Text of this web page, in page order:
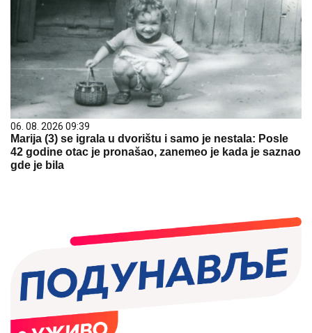
06. 08. 2026 09:39
Marija (3) se igrala u dvorištu i samo je nestala: Posle
42 godine otac je pronašao, zanemeo je kada je saznao
gde je bila